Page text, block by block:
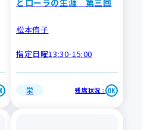
とローラの生涯 第三回
松本侑子
指定日曜13:30-15:00
栄 残席状況 ：